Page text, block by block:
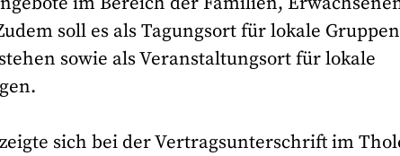
soll es als Tagungsort für lokale
sowie als Veranstaltungsort für lokale
sich bei der Vertragsunterschrift im